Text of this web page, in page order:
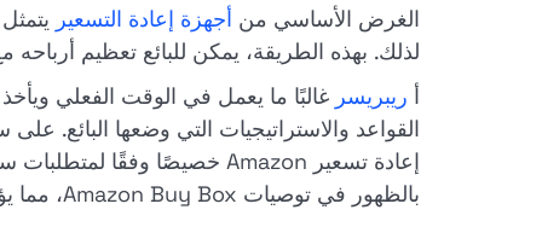
الغرض الأساسي من أجهزة إعادة التسعير
لذلك. بهذه الطريقة، يمكن للبائع تعظيم أرباحه
أ ريبريسر غالبًا ما يعمل في الوقت الفعلي
القواعد والاستراتيجيات التي وضعها البائع.
بالظهور في توصيات Amazon Buy Box، مما يؤدي إلى مزيد من الرؤية والمزيد من المبيعات في النهاية.